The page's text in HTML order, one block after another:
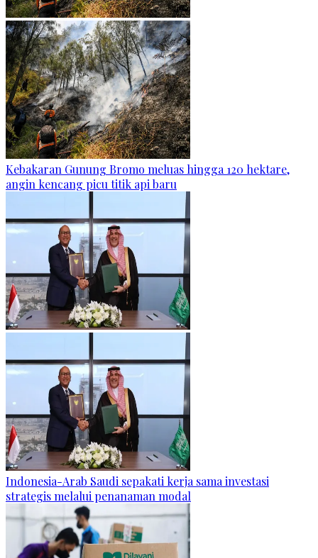
Kebakaran Gunung Bromo meluas hingga 120 hektare,
angin kencang picu titik api baru
Indonesia-Arab Saudi sepakati kerja sama investasi
strategis melalui penanaman modal